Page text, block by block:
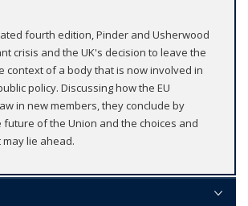
fourth edition, Pinder and Usherwood
crisis and the UK's decision to leave the
context of a body that is now involved in
policy. Discussing how the EU
in new members, they conclude by
future of the Union and the choices and
lie ahead.